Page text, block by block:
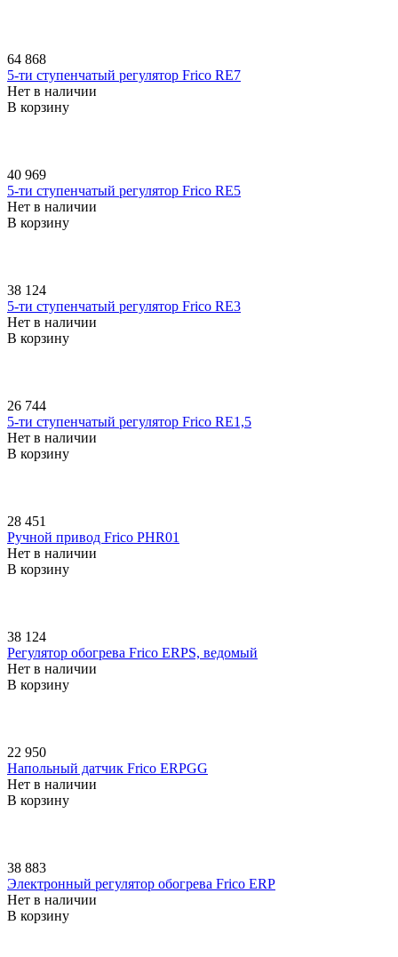
64 868
5-ти ступенчатый регулятор Frico RE7
Нет в наличии
В корзину
40 969
5-ти ступенчатый регулятор Frico RE5
Нет в наличии
В корзину
38 124
5-ти ступенчатый регулятор Frico RE3
Нет в наличии
В корзину
26 744
5-ти ступенчатый регулятор Frico RE1,5
Нет в наличии
В корзину
28 451
Ручной привод Frico PHR01
Нет в наличии
В корзину
38 124
Регулятор обогрева Frico ERPS, ведомый
Нет в наличии
В корзину
22 950
Напольный датчик Frico ERPGG
Нет в наличии
В корзину
38 883
Электронный регулятор обогрева Frico ERP
Нет в наличии
В корзину